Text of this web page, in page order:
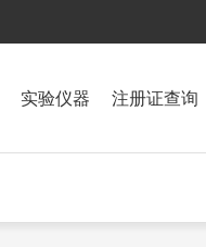
实验仪器 注册证查询